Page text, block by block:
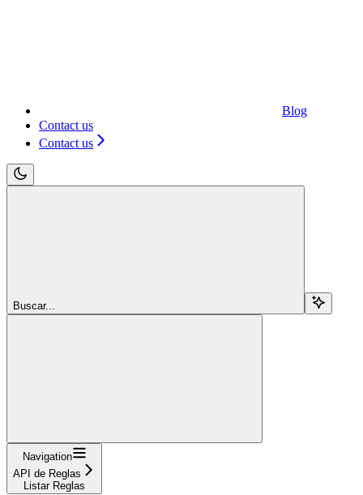
Blog
Contact us
Contact us
Buscar...
Navigation
API de Reglas
Listar Reglas